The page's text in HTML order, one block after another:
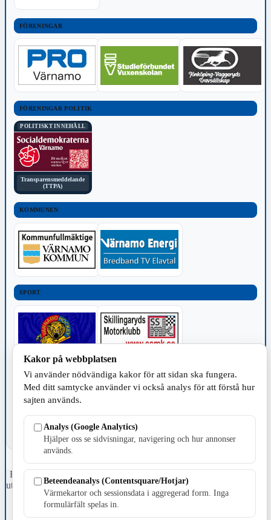
FÖRENINGAR
FÖRENINGAR POLITIK
POLITISKT INNEHÅLL
Transparensmeddelande
(TTPA)
KOMMUNEN
SPORT
TILLVERKNING
Fristående webbtidningsföretag grundat 1991 som sedan 2002 ger
ut tidningen Skillingaryd.nu och 2010 lanserades Värnamo.nu. Från
april 2026 omfattar Skillingaryd.nu tre kommuner: Gnosjö,
Värnamo och Vaggeryds kommun.
Kakor på webbplatsen
Vi använder nödvändiga kakor för att sidan ska fungera.
Med ditt samtycke använder vi också analys för att förstå hur
sajten används.
Analys (Google Analytics)
Hjälper oss se sidvisningar, navigering och hur annonser
används.
Beteendeanalys (Contentsquare/Hotjar)
Värmekartor och sessionsdata i aggregerad form. Inga
formulärfält spelas in.